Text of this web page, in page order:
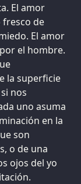
El amor
fresco de
El amor
el hombre.
la superficie
nos
uno asuma
en la
son
o de una
ojos del yo